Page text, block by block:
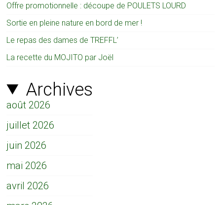
Offre promotionnelle : découpe de POULETS LOURD
Sortie en pleine nature en bord de mer !
Le repas des dames de TREFFL’
La recette du MOJITO par Joël
Archives
août 2026
juillet 2026
juin 2026
mai 2026
avril 2026